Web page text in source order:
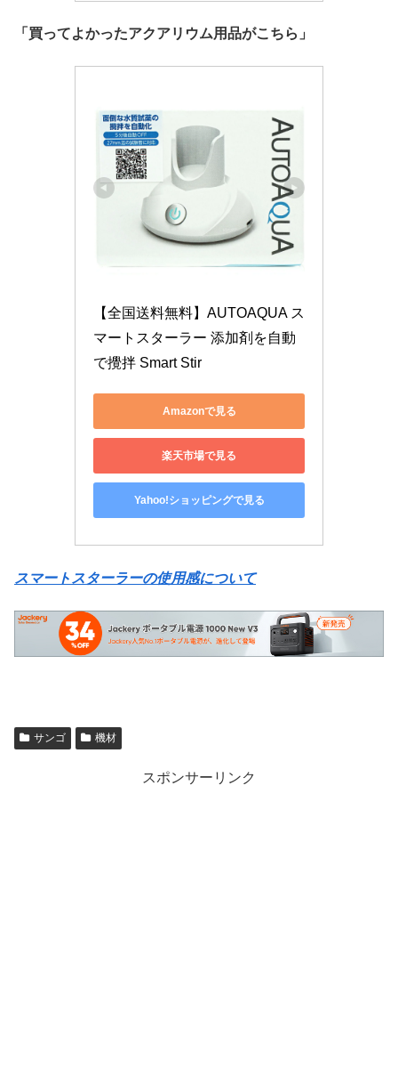
「買ってよかったアクアリウム用品がこちら」
【全国送料無料】AUTOAQUA ス
マートスターラー 添加剤を自動
で攪拌 Smart Stir
Amazonで見る
楽天市場で見る
Yahoo!ショッピングで見る
スマートスターラーの使用感について
サンゴ 機材
スポンサーリンク